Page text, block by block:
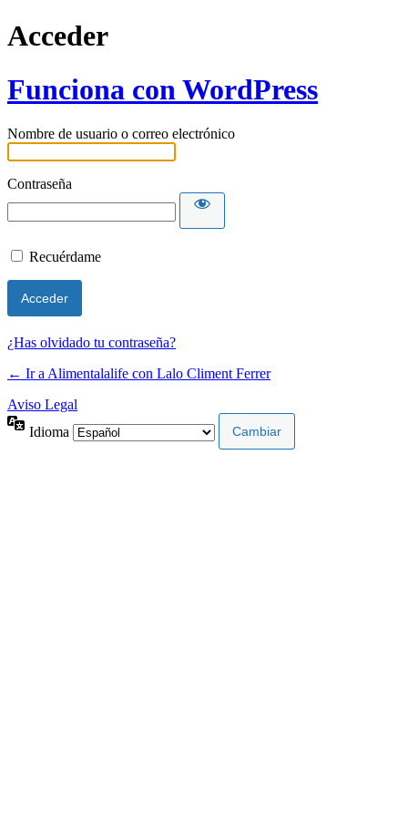
Acceder
Funciona con WordPress
Nombre de usuario o correo electrónico
Contraseña
Recuérdame
¿Has olvidado tu contraseña?
← Ir a Alimentalalife con Lalo Climent Ferrer
Aviso Legal
Idioma